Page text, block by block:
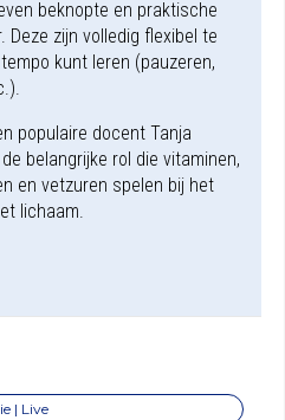
| Live
beknopte en praktische
Deze zijn volledig flexibel te
kunt leren (pauzeren,
populaire docent Tanja
belangrijke rol die vitaminen,
en vetzuren spelen bij het
lichaam.